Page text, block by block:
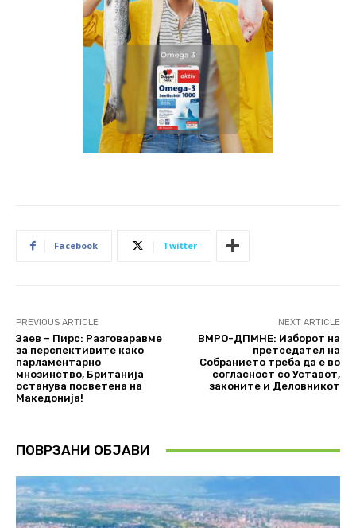
Facebook Twitter
PREVIOUS ARTICLE
Заев – Пирс: Разговаравме
за перспективите како
парламентарно
мнозинство, Британија
останува посветена на
Македонија!
NEXT ARTICLE
ВМРО-ДПМНЕ: Изборот на
претседател на
Собранието треба да е во
согласност со Уставот,
законите и Деловникот
ПОВРЗАНИ ОБЈАВИ